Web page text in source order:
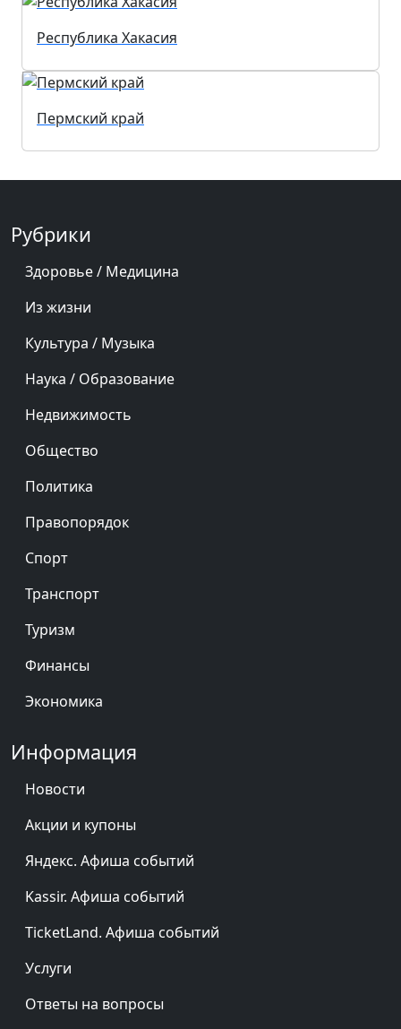
Республика Хакасия
Пермский край
Рубрики
Здоровье / Медицина
Из жизни
Культура / Музыка
Наука / Образование
Недвижимость
Общество
Политика
Правопорядок
Спорт
Транспорт
Туризм
Финансы
Экономика
Информация
Новости
Акции и купоны
Яндекс. Афиша событий
Kassir. Афиша событий
TicketLand. Афиша событий
Услуги
Ответы на вопросы